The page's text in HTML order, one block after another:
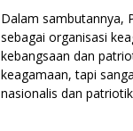
Dalam sambutannya,
sebagai organisasi
kebangsaan dan
keagamaan, tapi
nasionalis dan